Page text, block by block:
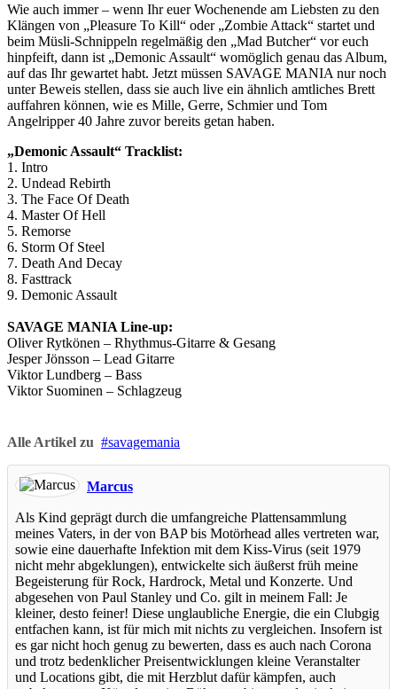
Wie auch immer – wenn Ihr euer Wochenende am Liebsten zu den
Klängen von „Pleasure To Kill“ oder „Zombie Attack“ startet und
beim Müsli-Schnippeln regelmäßig den „Mad Butcher“ vor euch
hinpfeift, dann ist „Demonic Assault“ womöglich genau das Album,
auf das Ihr gewartet habt. Jetzt müssen SAVAGE MANIA nur noch
unter Beweis stellen, dass sie auch live ein ähnlich amtliches Brett
auffahren können, wie es Mille, Gerre, Schmier und Tom
Angelripper 40 Jahre zuvor bereits getan haben.
„Demonic Assault“ Tracklist:
1. Intro
2. Undead Rebirth
3. The Face Of Death
4. Master Of Hell
5. Remorse
6. Storm Of Steel
7. Death And Decay
8. Fasttrack
9. Demonic Assault
SAVAGE MANIA Line-up:
Oliver Rytkönen – Rhythmus-Gitarre & Gesang
Jesper Jönsson – Lead Gitarre
Viktor Lundberg – Bass
Viktor Suominen – Schlagzeug
Alle Artikel zu savagemania
Marcus
Als Kind geprägt durch die umfangreiche Plattensammlung
meines Vaters, in der von BAP bis Motörhead alles vertreten war,
sowie eine dauerhafte Infektion mit dem Kiss-Virus (seit 1979
nicht mehr abgeklungen), entwickelte sich äußerst früh meine
Begeisterung für Rock, Hardrock, Metal und Konzerte. Und
abgesehen von Paul Stanley und Co. gilt in meinem Fall: Je
kleiner, desto feiner! Diese unglaubliche Energie, die ein Clubgig
entfachen kann, ist für mich mit nichts zu vergleichen. Insofern ist
es gar nicht hoch genug zu bewerten, dass es auch nach Corona
und trotz bedenklicher Preisentwicklungen kleine Veranstalter
und Locations gibt, die mit Herzblut dafür kämpfen, auch